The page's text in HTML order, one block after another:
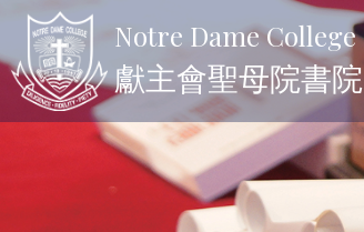
Notre Dame College
獻主會聖母院書院